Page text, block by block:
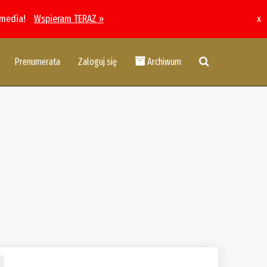
Wspieram TERAZ » x
Prenumerata Zaloguj się Archiwum